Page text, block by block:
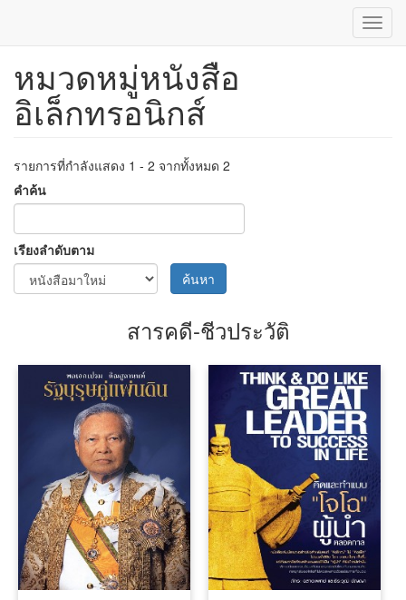
ข้าม
เนื้อหา
หมวดหมู่หนังสือ
อิเล็กทรอนิกส์
รายการที่กำลังแสดง 1 - 2 จากทั้งหมด 2
คำค้น
เรียงลำดับตาม
ค้นหา
สารคดี-ชีวประวัติ